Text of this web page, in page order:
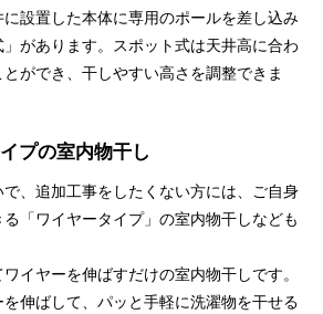
に設置した本体に専用のポールを差し込み
があります。スポット式は天井高に合わ
ができ、干しやすい高さを調整できま
プの室内物干し
、追加工事をしたくない方には、ご自身
「ワイヤータイプ」の室内物干しなども
イヤーを伸ばすだけの室内物干しです。
伸ばして、パッと手軽に洗濯物を干せる